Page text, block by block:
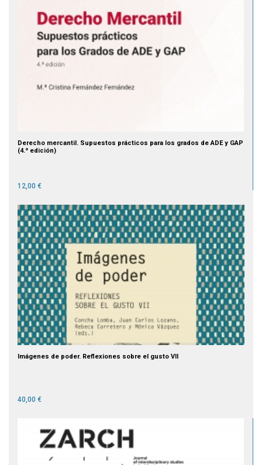
Derecho mercantil. Supuestos prácticos para los grados de ADE y GAP
(4.ª edición)
12,00 €
Imágenes de poder. Reflexiones sobre el gusto VII
40,00 €